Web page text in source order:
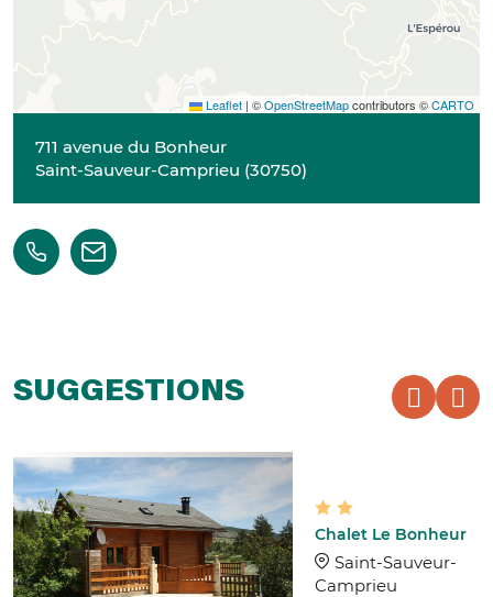
Leaflet | ©OpenStreetMapcontributors ©CARTO
711 avenue du Bonheur
Saint-Sauveur-Camprieu (30750)
SUGGESTIONS
Chalet Le Bonheur
Saint-Sauveur-
Camprieu